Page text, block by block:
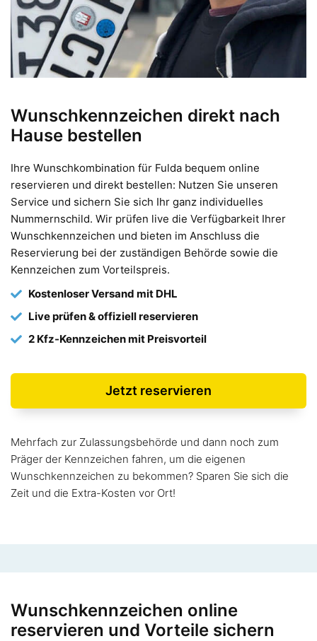
Wunschkennzeichen direkt nach
Hause bestellen
Ihre Wunschkombination für Fulda bequem online
reservieren und direkt bestellen: Nutzen Sie unseren
Service und sichern Sie sich Ihr ganz individuelles
Nummernschild. Wir prüfen live die Verfügbarkeit Ihrer
Wunschkennzeichen und bieten im Anschluss die
Reservierung bei der zuständigen Behörde sowie die
Kennzeichen zum Vorteilspreis.
Kostenloser Versand mit DHL
Live prüfen & offiziell reservieren
2 Kfz-Kennzeichen mit Preisvorteil
Jetzt reservieren
Mehrfach zur Zulassungsbehörde und dann noch zum
Präger der Kennzeichen fahren, um die eigenen
Wunschkennzeichen zu bekommen? Sparen Sie sich die
Zeit und die Extra-Kosten vor Ort!
Wunschkennzeichen online
reservieren und Vorteile sichern